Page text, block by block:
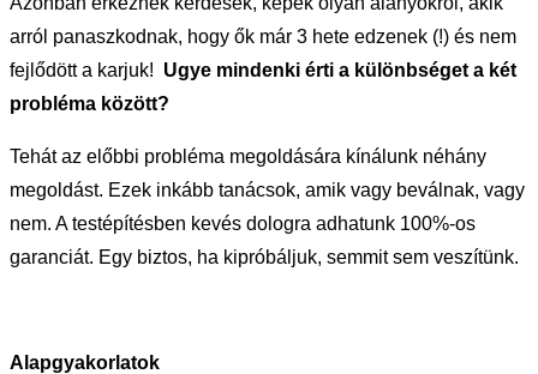
arról panaszkodnak, hogy ők már 3 hete edzenek (!) és nem
fejlődött a karjuk! Ugye mindenki érti a különbséget a két
probléma között?
Tehát az előbbi probléma megoldására kínálunk néhány
megoldást. Ezek inkább tanácsok, amik vagy beválnak, vagy
nem. A testépítésben kevés dologra adhatunk 100%-os
garanciát. Egy biztos, ha kipróbáljuk, semmit sem veszítünk.
Alapgyakorlatok